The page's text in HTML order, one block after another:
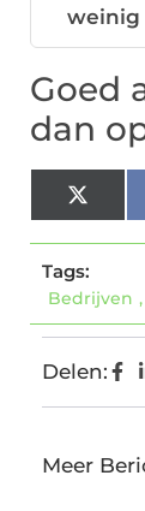
weinig
Goed
dan
X
Tags:
Bedrijven ,
Delen:
Meer